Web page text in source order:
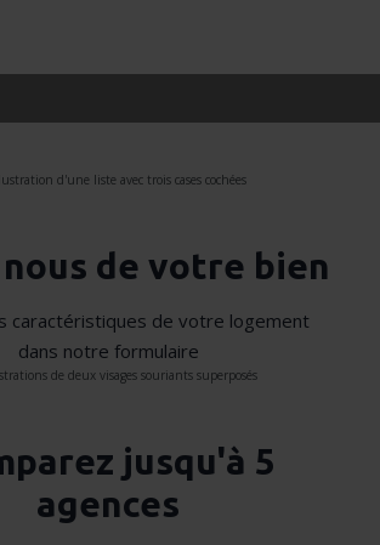
de votre bien
caractéristiques de votre logement
dans notre formulaire
jusqu'à 5
agences